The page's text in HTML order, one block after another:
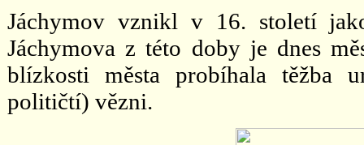
Jáchymov vznikl v 16. století
Jáchymova z této doby je dnes
blízkosti města probíhala těžba
političtí) vězni.